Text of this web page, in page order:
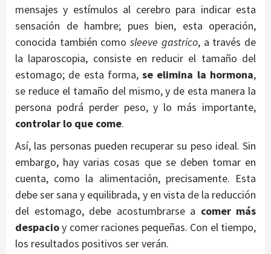
mensajes y estímulos al cerebro para indicar esta
sensación de hambre; pues bien, esta operación,
conocida también comosleeve gastrico, a través de
la laparoscopia, consiste en reducir el tamaño del
estomago; de esta forma,se elimina la hormona,
se reduce el tamaño del mismo, y de esta manera la
persona podrá perder peso, y lo más importante,
controlar lo que come.
Así, las personas pueden recuperar su peso ideal. Sin
embargo, hay varias cosas que se deben tomar en
cuenta, como la alimentación, precisamente. Esta
debe ser sana y equilibrada, y en vista de la reducción
del estomago, debe acostumbrarse a comer más
despacioy comer raciones pequeñas. Con el tiempo,
los resultados positivos ser verán.